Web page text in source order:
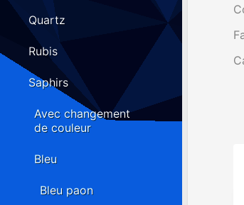
Quartz
Rubis
Saphirs
Avec changement
de couleur
Bleu
Bleu paon